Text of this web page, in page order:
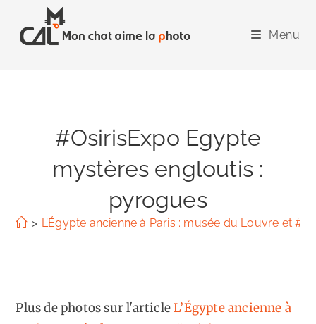
content
Menu
#OsirisExpo Egypte
mystères engloutis :
pyrogues
> L’Égypte ancienne à Paris : musée du Louvre et
Plus de photos sur l'articleL’Égypte ancienne à